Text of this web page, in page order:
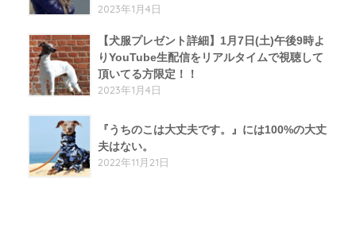
2023年1月4日
【犬服プレゼント詳細】1月7日(土)午後9時よ
りYouTube生配信をリアルタイムで視聴して
頂いてる方限定！！
2023年1月4日
『うちのこは大丈夫です。』には100%の大丈
夫はない。
2022年11月21日